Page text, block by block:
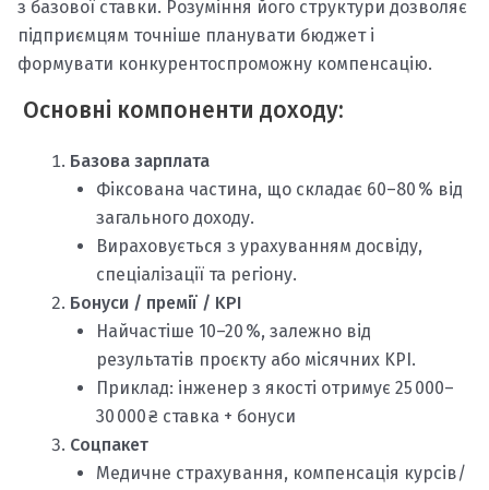
з базової ставки. Розуміння його структури дозволяє
підприємцям точніше планувати бюджет і
формувати конкурентоспроможну компенсацію.
Основні компоненти доходу:
Базова зарплата
Фіксована частина, що складає 60–80 % від
загального доходу.
Вираховується з урахуванням досвіду,
спеціалізації та регіону.
Бонуси / премії / KPI
Найчастіше 10–20 %, залежно від
результатів проєкту або місячних KPI.
Приклад: інженер з якості отримує 25 000–
30 000 ₴ ставка + бонуси
Соцпакет
Медичне страхування, компенсація курсів/